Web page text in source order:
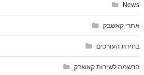
News
אתרי קאשבק
בחירת העורכים
הרשמה לשירות קאשבק